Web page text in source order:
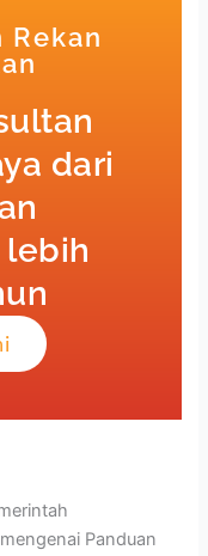
Rekan
dari
Panduan